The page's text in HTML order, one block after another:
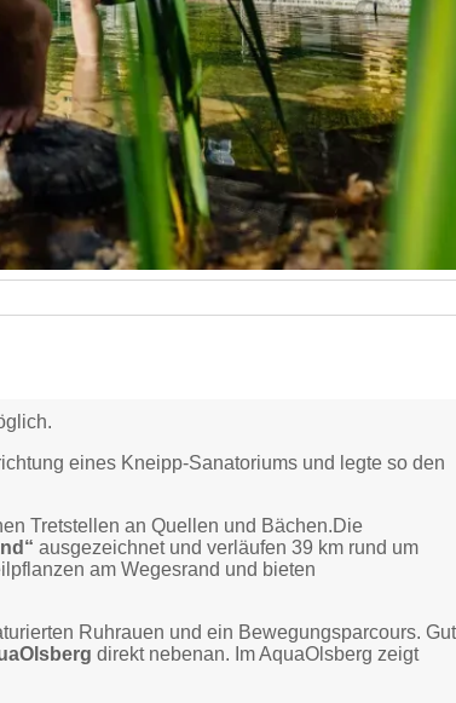
eines Kneipp-Sanatoriums und legte so den
Tretstellen an Quellen und Bächen.Die
ausgezeichnet und verläufen 39 km rund um
am Wegesrand und bieten
Ruhrauen und ein Bewegungsparcours. Gut
direkt nebenan. Im AquaOlsberg zeigt